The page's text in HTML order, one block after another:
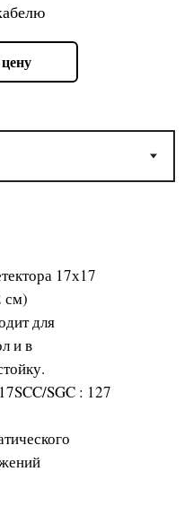
17х17
см)
для
и в
SGC : 127